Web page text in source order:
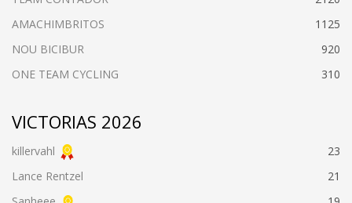
AMACHIMBRITOS
1125
NOU BICIBUR
920
ONE TEAM CYCLING
310
VICTORIAS 2026
killervahl
23
Lance Rentzel
21